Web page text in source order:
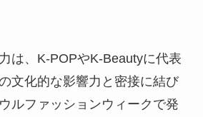
は、K-POPやK-Beautyに代表
文化的な影響力と密接に結び
ルファッションウィークで発